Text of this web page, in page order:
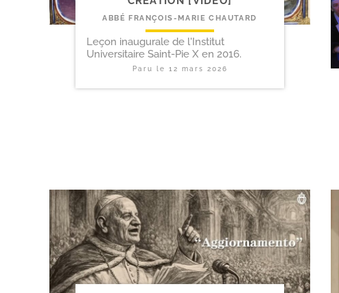
ABBÉ FRANÇOIS-MARIE CHAUTARD
Leçon inaugurale de l'Institut
Universitaire Saint-Pie X en 2016.
Paru le 12 mars 2026